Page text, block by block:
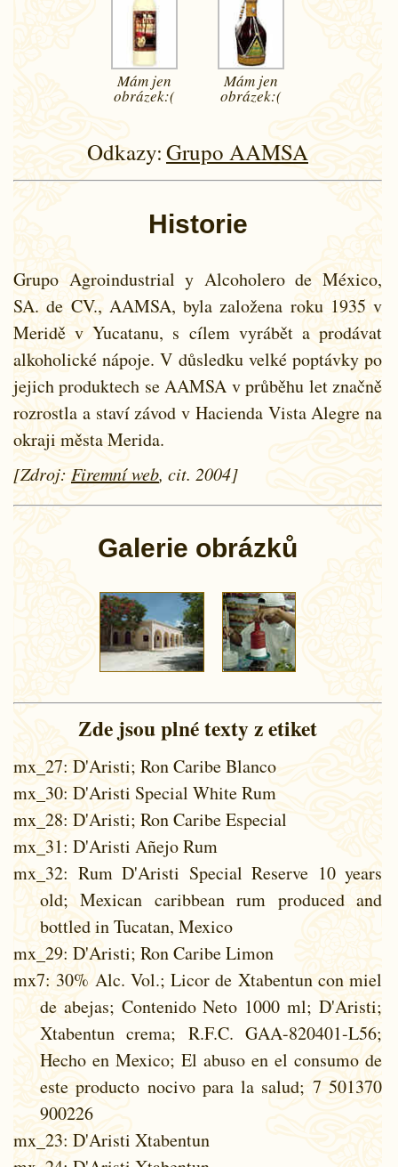
Mám jen
obrázek:(
Mám jen
obrázek:(
Odkazy:Grupo AAMSA
Historie
Grupo Agroindustrial y Alcoholero de México,
SA. de CV., AAMSA, byla založena roku 1935 v
Meridě v Yucatanu, s cílem vyrábět a prodávat
alkoholické nápoje. V důsledku velké poptávky po
jejich produktech se AAMSA v průběhu let značně
rozrostla a staví závod v Hacienda Vista Alegre na
okraji města Merida.
[Zdroj: Firemní web, cit. 2004]
Galerie obrázků
Zde jsou plné texty z etiket
mx_27: D'Aristi; Ron Caribe Blanco
mx_30: D'Aristi Special White Rum
mx_28: D'Aristi; Ron Caribe Especial
mx_31: D'Aristi Añejo Rum
mx_32: Rum D'Aristi Special Reserve 10 years
old; Mexican caribbean rum produced and
bottled in Tucatan, Mexico
mx_29: D'Aristi; Ron Caribe Limon
mx7: 30% Alc. Vol.; Licor de Xtabentun con miel
de abejas; Contenido Neto 1000 ml; D'Aristi;
Xtabentun crema; R.F.C. GAA-820401-L56;
Hecho en Mexico; El abuso en el consumo de
este producto nocivo para la salud; 7 501370
900226
mx_23: D'Aristi Xtabentun